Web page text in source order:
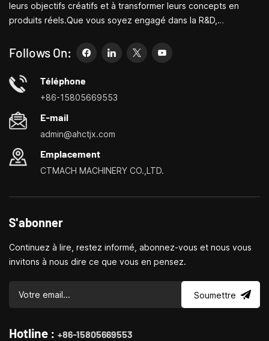
leurs objectifs créatifs et à transformer leurs concepts en
produits réels.Que vous soyez engagé dans la R&D,
entrepreneur créatif, les petites machines-outils de Bite
peuvent vous permettre de répondre à vos besoins plus
facilement, plus rapidement et de manière plus
économique.Spécialisé dans les centres de personnalisation
les perceuses et fraiseuses domestiques, les petits
tournages, perçages et fraisages multifonctionnels
Follows On:
Téléphone
+86-15805669553
E-mail
admin@ahctjx.com
Emplacement
CTMACH MACHINERY CO.,LTD.
S'abonner
Continuez à lire, restez informé, abonnez-vous et nous vous
invitons à nous dire ce que vous en pensez.
Soumettre
Hotline : +86-15805669553